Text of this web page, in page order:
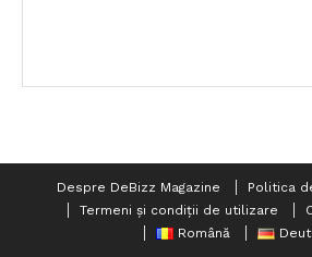
Despre DeBizz Magazine
Politica
Termeni și condiții de utilizare
Română